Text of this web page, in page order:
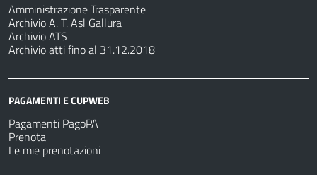
Amministrazione Trasparente
Archivio A. T. Asl Gallura
Archivio ATS
Archivio atti fino al 31.12.2018
PAGAMENTI E CUPWEB
Pagamenti PagoPA
Prenota
Le mie prenotazioni